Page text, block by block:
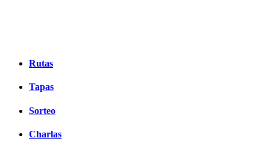
Rutas
Tapas
Sorteo
Charlas